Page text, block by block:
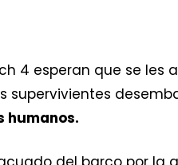
4 esperan que se les
humanos.